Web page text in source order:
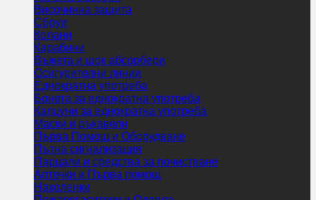
Височинна защита
Сбруи
Колани
Карабини
Въжета и шок абсорбери
Осигурителни линии
Еднократна употреба
Бонета за еднократна употреба
Калцуни за еднократна употреба
Маски и ръкавели
Първа Помощ и Оборудване
Пътна сигнализация
Парцали и средства за почистване
Аптечки и Първа помощ
Наколенки